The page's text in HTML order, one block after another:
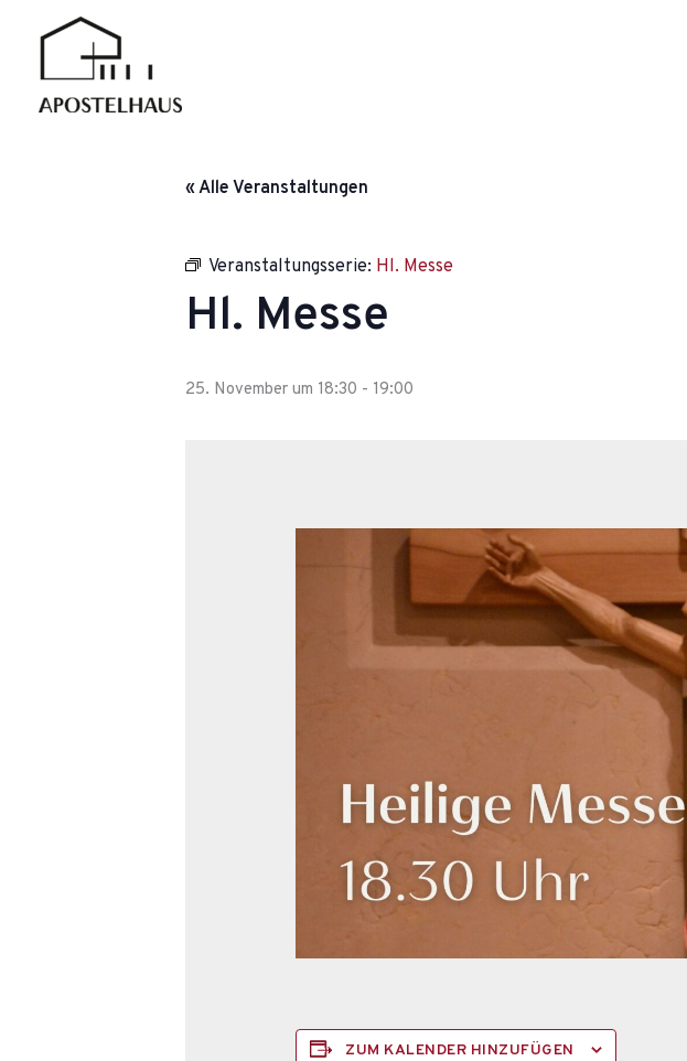
Inhalt
springen
« Alle Veranstaltungen
Veranstaltungsserie: Hl. Messe
Hl. Messe
25. November um 18:30 - 19:00
ZUM KALENDER HINZUFÜGEN